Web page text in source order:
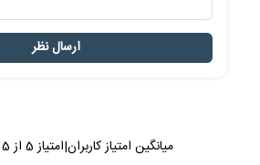
ارسال نظر
میانگین امتیاز کاربران|امتیاز5 از5